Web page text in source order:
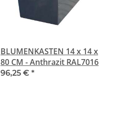
BLUMENKASTEN 14 x 14 x
80 CM - Anthrazit RAL7016
96,25 € *